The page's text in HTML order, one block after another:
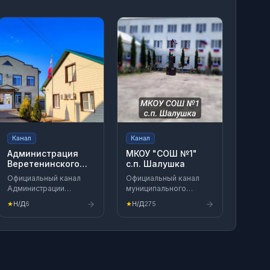
Канал
Администрация
Веретенинского
сельсовета
Официальный канал
Администрации
Веретенинского
сельсовета здесь вы
можете получить
актуальную
★Н/Д6
Канал
МКОУ "СОШ №1"
с.п. Шалушка
Официальный канал
муниципального
казенного
общеобразовательного
учреждения "Средняя
общеобразовательная
★Н/Д275